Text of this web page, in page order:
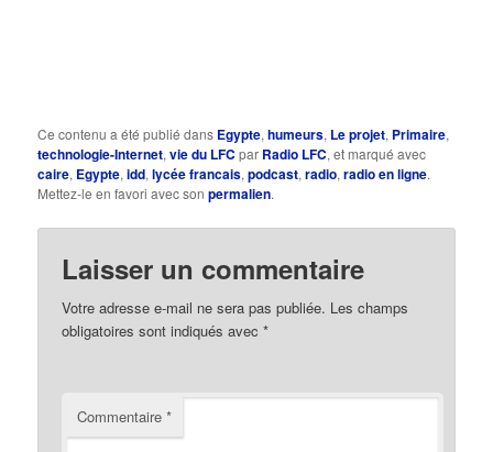
Ce contenu a été publié dans Egypte,humeurs, Le projet, Primaire,
technologie-Internet,vie du LFC par Radio LFC, et marqué avec
caire, Egypte,idd,lycée francais,podcast,radio,radio en ligne.
Mettez-le en favori avec sonpermalien.
Laisser un commentaire
Votre adresse e-mail ne sera pas publiée. Les champs
obligatoires sont indiqués avec*
Commentaire*